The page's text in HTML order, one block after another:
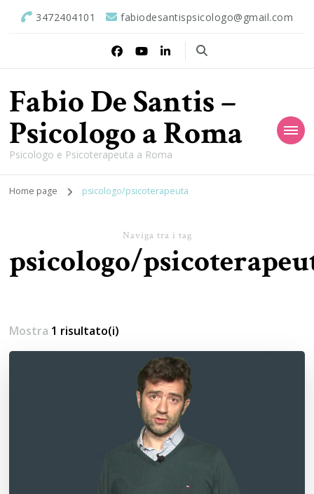
3472404101 fabiodesantispsicologo@gmail.com
Fabio De Santis –
Psicologo a Roma
Psicologo e Psicoterapeuta a Roma
Home page psicologo/psicoterapeuta
Naviga tra i tag
psicologo/
Mostra 1 risultato(i)